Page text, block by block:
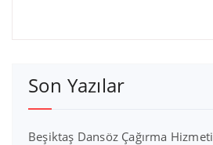
Son Yazılar
Beşiktaş Dansöz Çağırma Hizmeti